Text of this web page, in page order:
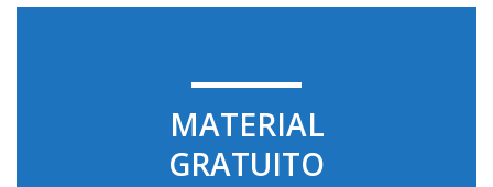
MATERIAL
GRATUITO